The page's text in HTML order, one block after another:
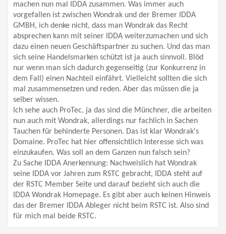
machen nun mal IDDA zusammen. Was immer auch
vorgefallen ist zwischen Wondrak und der Bremer IDDA
GMBH, ich denke nicht, dass man Wondrak das Recht
absprechen kann mit seiner IDDA weiterzumachen und sich
dazu einen neuen Geschäftspartner zu suchen. Und das man
sich seine Handelsmarken schützt ist ja auch sinnvoll. Blöd
nur wenn man sich dadurch gegenseitig (zur Konkurrenz in
dem Fall) einen Nachteil einfährt. Vielleicht sollten die sich
mal zusammensetzen und reden. Aber das müssen die ja
selber wissen.
Ich sehe auch ProTec, ja das sind die Münchner, die arbeiten
nun auch mit Wondrak, allerdings nur fachlich in Sachen
Tauchen für behinderte Personen. Das ist klar Wondrak's
Domaine. ProTec hat hier offensichtlich Interesse sich was
einzukaufen. Was soll an dem Ganzen nun falsch sein?
Zu Sache IDDA Anerkennung: Nachweislich hat Wondrak
seine IDDA vor Jahren zum RSTC gebracht, IDDA steht auf
der RSTC Member Seite und darauf bezieht sich auch die
IDDA Wondrak Homepage. Es gibt aber auch keinen Hinweis
das der Bremer IDDA Ableger nicht beim RSTC ist. Also sind
für mich mal beide RSTC.